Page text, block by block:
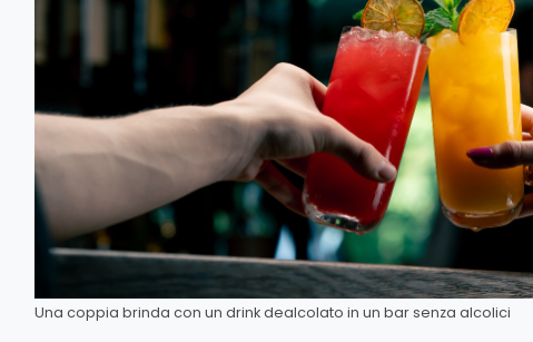
Una coppia brinda con un drink dealcolato in un bar senza alcolici